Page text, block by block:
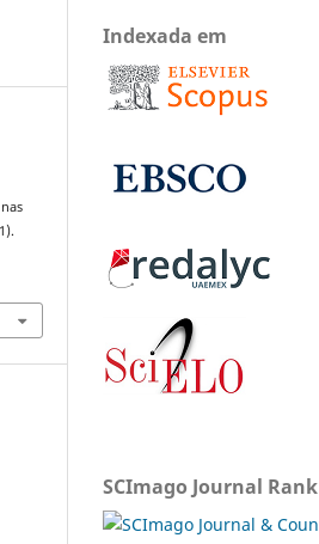
Indexada em
SCImago Journal Rank